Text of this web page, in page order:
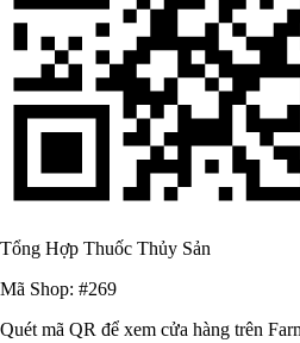
Tổng Hợp Thuốc Thủy Sản
Mã Shop: #269
Quét mã QR để xem cửa hàng trên